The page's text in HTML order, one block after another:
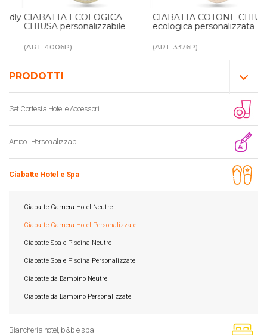
PRODOTTI
Set Cortesia Hotel e Accessori
Articoli Personalizzabili
Ciabatte Hotel e Spa
Ciabatte Camera Hotel Neutre
Ciabatte Camera Hotel Personalizzate
Ciabatte Spa e Piscina Neutre
Ciabatte Spa e Piscina Personalizzate
Ciabatte da Bambino Neutre
Ciabatte da Bambino Personalizzate
Biancheria hotel, b&b e spa
CIABATTA ECOLOGICA
CHIUSA personalizzabile
(ART. 4006P)
CIABATTA COTONE CHIUSA
ecologica personalizzata
(ART. 3376P)